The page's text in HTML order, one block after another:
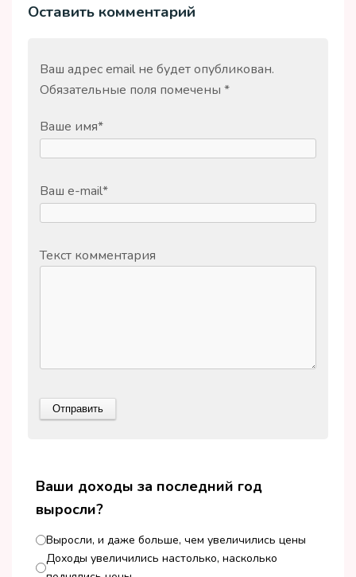
Оставить комментарий
Ваш адрес email не будет опубликован.
Обязательные поля помечены *
Ваше имя*
Ваш e-mail*
Текст комментария
Ваши доходы за последний год
выросли?
Выросли, и даже больше, чем увеличились цены
Доходы увеличились настолько, насколько